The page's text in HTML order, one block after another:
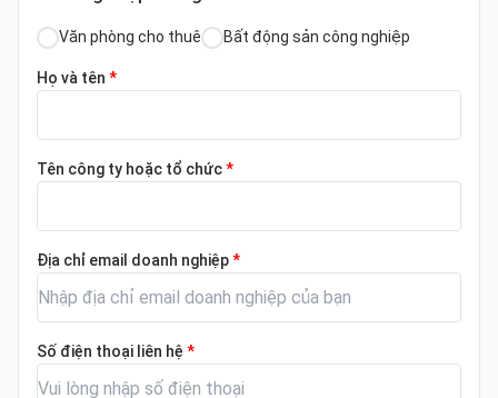
Văn phòng cho thuê Bất động sản công nghiệp
Họ và tên *
Tên công ty hoặc tổ chức*
Địa chỉ email doanh nghiệp*
Số điện thoại liên hệ *